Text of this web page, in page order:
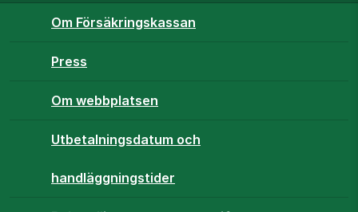
Om Försäkringskassan
Press
Om webbplatsen
Utbetalningsdatum och
handläggningstider